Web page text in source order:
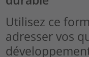
Utilisez ce
adresser vos